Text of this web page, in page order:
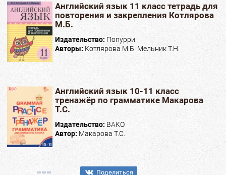
Английский язык 11 класс тетрадь для
повторения и закрепления Котлярова
М.Б.
Издательство: Попурри
Авторы: Котлярова М.Б. Мельник Т.Н.
Английский язык 10-11 класс
тренажёр по грамматике Макарова
Т.С.
Издательство: ВАКО
Автор: Макарова Т.С.
Поделиться